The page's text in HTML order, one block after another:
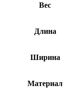
Вес
Длина
Ширина
Материал